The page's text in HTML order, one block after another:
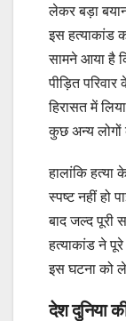
लेकर बड़ा
इस हत्याकांड
सामने आया है
पीड़ित
हिरासत में
कुछ अन्य लोगों
हालांकि
स्पष्ट नहीं हो
बाद जल्द पूरी
हत्याकांड ने
इस घटना को
देश दुनिया